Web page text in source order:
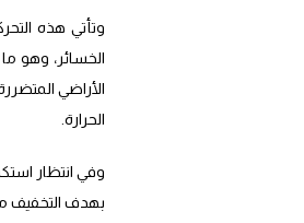
وتأتي هذه
الخسائر، وهو
الأراضي
الحرارة.
وفي انتظار
بهدف التخفيف من